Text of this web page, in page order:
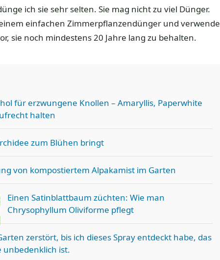
ich sie sehr selten. Sie mag nicht zu viel Dünger.
einfachen Zimmerpflanzendünger und verwende
sie noch mindestens 20 Jahre lang zu behalten.
für erzwungene Knollen – Amaryllis, Paperwhite
halten
zum Blühen bringt
von kompostiertem Alpakamist im Garten
Einen Satinblattbaum züchten: Wie man
Chrysophyllum Oliviforme pflegt
zerstört, bis ich dieses Spray entdeckt habe, das
unbedenklich ist.